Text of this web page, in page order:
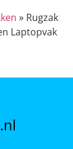
» Rugzak
Laptopvak